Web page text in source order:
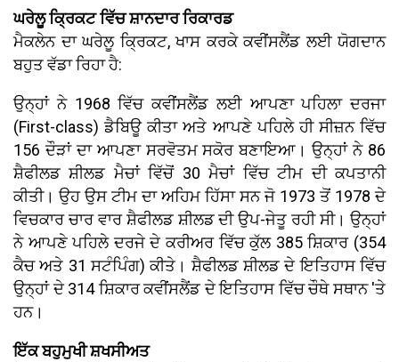
ਘਰੇਲੂ ਕ੍ਰਿਕਟ ਵਿੱਚ ਸ਼ਾਨਦਾਰ ਰਿਕਾਰਡ
ਮੈਕਲੇਨ ਦਾ ਘਰੇਲੂ ਕ੍ਰਿਕਟ, ਖਾਸ ਕਰਕੇ ਕਵੀਂਸਲੈਂਡ ਲਈ ਯੋਗਦਾਨ
ਬਹੁਤ ਵੱਡਾ ਰਿਹਾ ਹੈ:
ਉਨ੍ਹਾਂ ਨੇ 1968 ਵਿੱਚ ਕਵੀਂਸਲੈਂਡ ਲਈ ਆਪਣਾ ਪਹਿਲਾ ਦਰਜਾ
(First-class) ਡੈਬਿਊ ਕੀਤਾ ਅਤੇ ਆਪਣੇ ਪਹਿਲੇ ਹੀ ਸੀਜ਼ਨ ਵਿੱਚ
156 ਦੌੜਾਂ ਦਾ ਆਪਣਾ ਸਰਵੋਤਮ ਸਕੋਰ ਬਣਾਇਆ। ਉਨ੍ਹਾਂ ਨੇ 86
ਸ਼ੈਫੀਲਡ ਸ਼ੀਲਡ ਮੈਚਾਂ ਵਿੱਚੋਂ 30 ਮੈਚਾਂ ਵਿੱਚ ਟੀਮ ਦੀ ਕਪਤਾਨੀ
ਕੀਤੀ। ਉਹ ਉਸ ਟੀਮ ਦਾ ਅਹਿਮ ਹਿੱਸਾ ਸਨ ਜੋ 1973 ਤੋਂ 1978 ਦੇ
ਵਿਚਕਾਰ ਚਾਰ ਵਾਰ ਸ਼ੈਫੀਲਡ ਸ਼ੀਲਡ ਦੀ ਉਪ-ਜੇਤੂ ਰਹੀ ਸੀ। ਉਨ੍ਹਾਂ
ਨੇ ਆਪਣੇ ਪਹਿਲੇ ਦਰਜੇ ਦੇ ਕਰੀਅਰ ਵਿੱਚ ਕੁੱਲ 385 ਸ਼ਿਕਾਰ (354
ਕੈਚ ਅਤੇ 31 ਸਟੰਪਿੰਗ) ਕੀਤੇ। ਸ਼ੈਫੀਲਡ ਸ਼ੀਲਡ ਦੇ ਇਤਿਹਾਸ ਵਿੱਚ
ਉਨ੍ਹਾਂ ਦੇ 314 ਸ਼ਿਕਾਰ ਕਵੀਂਸਲੈਂਡ ਦੇ ਇਤਿਹਾਸ ਵਿੱਚ ਚੌਥੇ ਸਥਾਨ 'ਤੇ
ਹਨ।
ਇੱਕ ਬਹੁਮੁਖੀ ਸ਼ਖਸੀਅਤ